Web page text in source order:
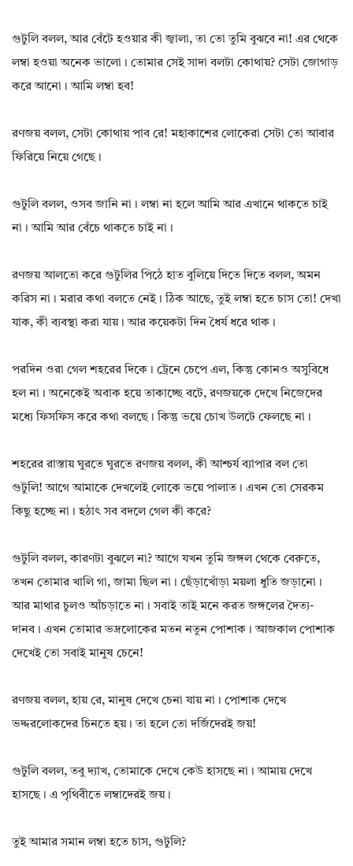
গুটুলি বলল, আর বেঁটে হওয়ার কী জ্বালা, তা তো তুমি বুঝবে না! এর থেকে
লম্বা হওয়া অনেক ভালো। তোমার সেই সাদা বলটা কোথায়? সেটা জোগাড়
করে আনো। আমি লম্বা হব!
রণজয় বলল, সেটা কোথায় পাব রে! মহাকাশের লোকেরা সেটা তো আবার
ফিরিয়ে নিয়ে গেছে।
গুটুলি বলল, ওসব জানি না। লম্বা না হলে আমি আর এখানে থাকতে চাই
না। আমি আর বেঁচে থাকতে চাই না।
রণজয় আলতো করে গুটুলির পিঠে হাত বুলিয়ে দিতে দিতে বলল, অমন
করিস না। মরার কথা বলতে নেই। ঠিক আছে, তুই লম্বা হতে চাস তো! দেখা
যাক, কী ব্যবস্থা করা যায়। আর কয়েকটা দিন ধৈর্য ধরে থাক।
পরদিন ওরা গেল শহরের দিকে। ট্রেনে চেপে এল, কিন্তু কোনও অসুবিধে
হল না। অনেকেই অবাক হয়ে তাকাচ্ছে বটে, রণজয়কে দেখে নিজেদের
মধ্যে ফিসফিস করে কথা বলছে। কিন্তু ভয়ে চোখ উলটে ফেলছে না।
শহরের রাস্তায় ঘুরতে ঘুরতে রণজয় বলল, কী আশ্চর্য ব্যাপার বল তো
গুটুলি! আগে আমাকে দেখলেই লোকে ভয়ে পালাত। এখন তো সেরকম
কিছু হচ্ছে না। হঠাৎ সব বদলে গেল কী করে?
গুটুলি বলল, কারণটা বুঝলে না? আগে যখন তুমি জঙ্গল থেকে বেরুতে,
তখন তোমার খালি গা, জামা ছিল না। ছেঁড়াখোঁড়া ময়লা ধুতি জড়ানো।
আর মাথার চুলও আঁচড়াতে না। সবাই তাই মনে করত জঙ্গলের দৈত্য-
দানব। এখন তোমার ভদ্রলোকের মতন নতুন পোশাক। আজকাল পোশাক
দেখেই তো সবাই মানুষ চেনে!
রণজয় বলল, হায় রে, মানুষ দেখে চেনা যায় না। পোশাক দেখে
ভদ্দরলোকদের চিনতে হয়। তা হলে তো দর্জিদেরই জয়!
গুটুলি বলল, তবু দ্যাখ, তোমাকে দেখে কেউ হাসছে না। আমায় দেখে
হাসছে। এ পৃথিবীতে লম্বাদেরই জয়।
তুই আমার সমান লম্বা হতে চাস, গুটুলি?